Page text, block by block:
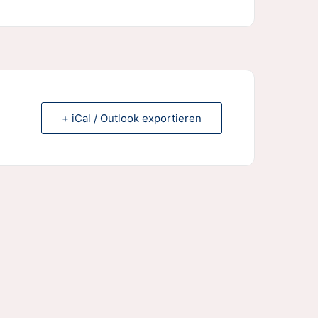
+ iCal / Outlook exportieren